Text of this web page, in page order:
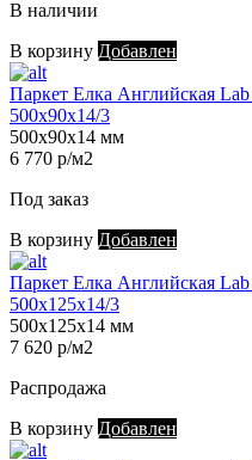
В наличии
В корзину Добавлен
Паркет Елка Английская
500х90х14/3
500х90х14 мм
6 770 р/м2
Под заказ
В корзину Добавлен
Паркет Елка Английская
500х125х14/3
500х125х14 мм
7 620 р/м2
Распродажа
В корзину Добавлен